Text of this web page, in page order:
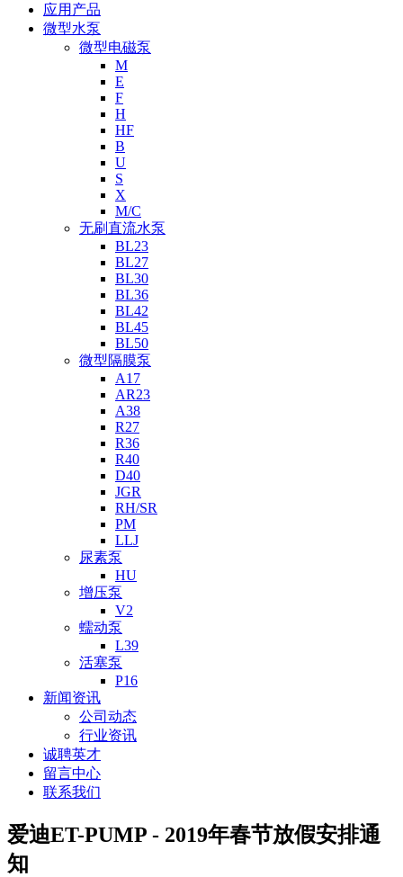
应用产品
微型水泵
微型电磁泵
M
E
F
H
HF
B
U
S
X
M/C
无刷直流水泵
BL23
BL27
BL30
BL36
BL42
BL45
BL50
微型隔膜泵
A17
AR23
A38
R27
R36
R40
D40
JGR
RH/SR
PM
LLJ
尿素泵
HU
增压泵
V2
蠕动泵
L39
活塞泵
P16
新闻资讯
公司动态
行业资讯
诚聘英才
留言中心
联系我们
爱迪ET-PUMP - 2019年春节放假安排通
知